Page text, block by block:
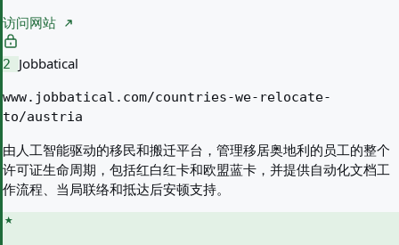
访问网站
2 Jobbatical
www.jobbatical.com/countries-we-relocate-
to/austria
由人工智能驱动的移民和搬迁平台，管理移居奥地利的员工的整个
许可证生命周期，包括红白红卡和欧盟蓝卡，并提供自动化文档工
作流程、当局联络和抵达后安顿支持。